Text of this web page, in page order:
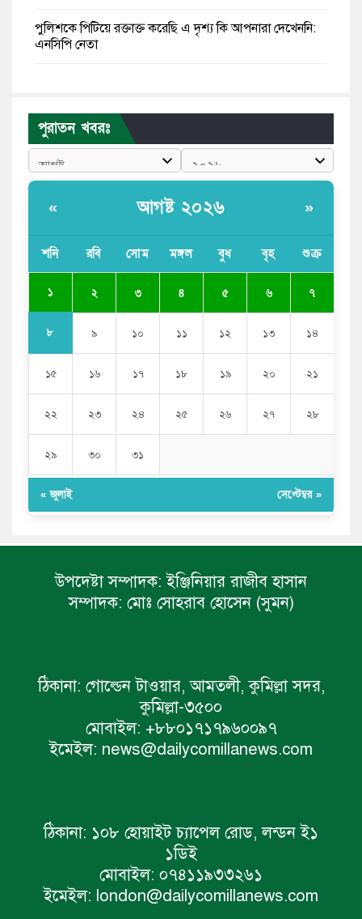
পুলিশকে পিটিয়ে রক্তাক্ত করেছি এ দৃশ্য কি আপনারা দেখেননি:
এনসিপি নেতা
বাংলাদেশী কর্মীদের আকামা নিয়ে বড় সুখবর দিলো সৌদি
সরকার
ভারতের পূর্ব সীমান্তে এখন ‘আরেকটি পাকিস্তান’ গড়ে উঠেছে:
যে ডকুমেন্টারিতে আবু সাঈদের ছবি নেই, সেটা কোনো
পুরাতন খবরঃ
« আগষ্ট ২০২৬ »
শনি রবি সোম মঙ্গল বুধ বৃহ শুক্র
১ ২ ৩ ৪ ৫ ৬ ৭
৮ ৯ ১০ ১১ ১২ ১৩ ১৪
১৫ ১৬ ১৭ ১৮ ১৯ ২০ ২১
২২ ২৩ ২৪ ২৫ ২৬ ২৭ ২৮
২৯ ৩০ ৩১
« জুলাই সেপ্টেম্বর »
উপদেষ্টা সম্পাদক: ইঞ্জিনিয়ার রাজীব হাসান
সম্পাদক: মোঃ সোহরাব হোসেন (সুমন)
ঠিকানা: গোল্ডেন টাওয়ার, আমতলী, কুমিল্লা সদর,
কুমিল্লা-৩৫০০
মোবাইল: +৮৮০১৭১৭৯৬০০৯৭
ইমেইল: news@dailycomillanews.com
ঠিকানা: ১০৮ হোয়াইট চ্যাপেল রোড, লন্ডন ই১
১ডিই
মোবাইল: ০৭৪১১৯৩৩২৬১
ইমেইল: london@dailycomillanews.com